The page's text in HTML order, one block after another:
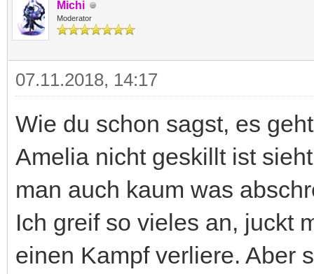
Michi
Moderator
07.11.2018, 14:17
Wie du schon sagst, es
Amelia nicht geskillt ist
man auch kaum was
Ich greif so vieles an, juckt
einen Kampf verliere. Aber